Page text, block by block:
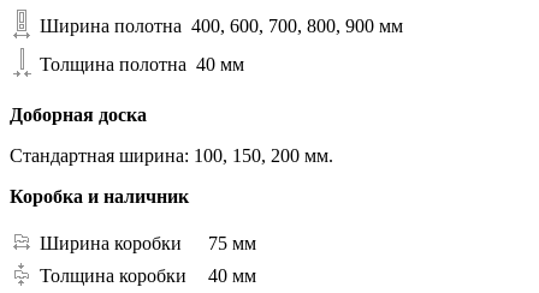
Ширина полотна 400, 600, 700, 800, 900 мм
Толщина полотна 40 мм
Доборная доска
Стандартная ширина: 100, 150, 200 мм.
Коробка и наличник
Ширина коробки
75 мм
Толщина коробки
40 мм